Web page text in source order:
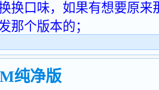
换口味，如果有想要原来
那个版本的；
纯净版